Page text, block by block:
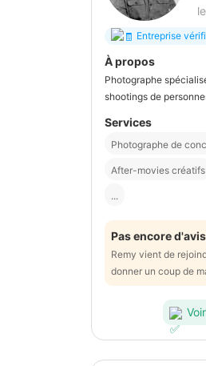
Entreprise
À propos
Photographe
shootings de
Services
Photographe de
After-movies créatifs
...
Pas encore d'avis
Remy vient de
donner un coup de